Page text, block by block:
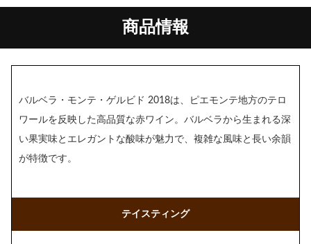
商品情報
バルベラ・モンテ・ゲルビド 2018は、ピエモンテ地方のテロ
ワールを反映した高品質な赤ワイン。バルベラから生まれる深
い果実味とエレガントな酸味が魅力で、複雑な風味と長い余韻
が特徴です。
テイスティング